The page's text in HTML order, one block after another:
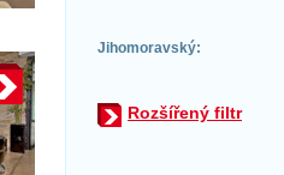
Jihomoravský:
Rozšířený filtr